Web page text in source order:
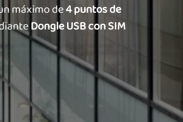
máximo de4 puntos de
Dongle USB con SIM